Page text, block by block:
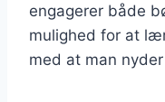
engagerer både
mulighed for at
med at man